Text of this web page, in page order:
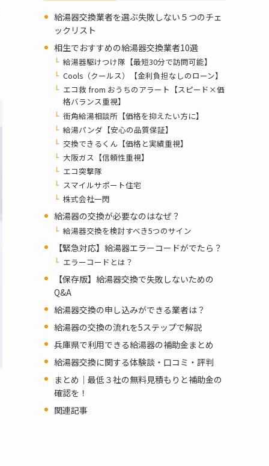
給湯器交換業者を選ぶ失敗しない５つのチェ
ックリスト
相生でおすすめの給湯器交換業者10選
給湯器駆けつけ隊【最短30分で訪問可能】
Cools（クールス）【金利負担なしのローン】
エコ救 from おうちのアラート【スピード×価
格バランス重視】
街角給湯相談所【価格を抑えたい方に】
給湯パンダ【安心の品質保証】
交換できるくん【価格と実績重視】
大阪ガス【信頼性重視】
エコ突撃隊
スマイルサポート住宅
株式会社一閃
給湯器の交換が必要なのはなぜ？
給湯器交換を検討すべき5つのサイン
【緊急対応】給湯器エラーコードがでたら？
エラーコードとは？
【保存版】給湯器交換で失敗しないための
Q&A
給湯器交換の申し込みができる業者は？
給湯器の交換の流れを5ステップで解説
兵庫県で利用できる給湯器の補助金まとめ
給湯器交換に関する体験談・口コミ・評判
まとめ｜最低３社の無料見積もりと補助金の
確認を！
関連記事